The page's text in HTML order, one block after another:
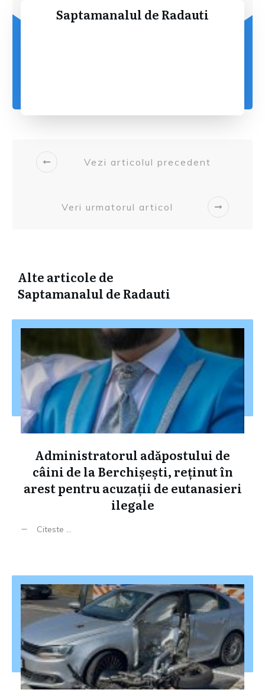
Saptamanalul de Radauti
Vezi articolul precedent
Veri urmatorul articol
Alte articole de
Saptamanalul de Radauti
Administratorul adăpostului de
câini de la Berchișești, reținut în
arest pentru acuzații de eutanasieri
ilegale
Citeste ...